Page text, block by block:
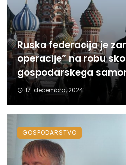
Ruska federacija je
operacije” na robu
gospodarskega
17. decembra, 2024
GOSPODARSTVO